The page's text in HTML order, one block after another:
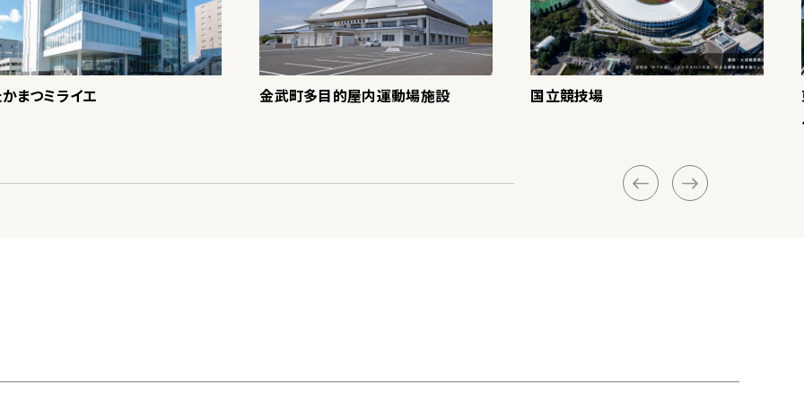
まつミライエ 金武町多目的屋内運動場施設 国立競技場